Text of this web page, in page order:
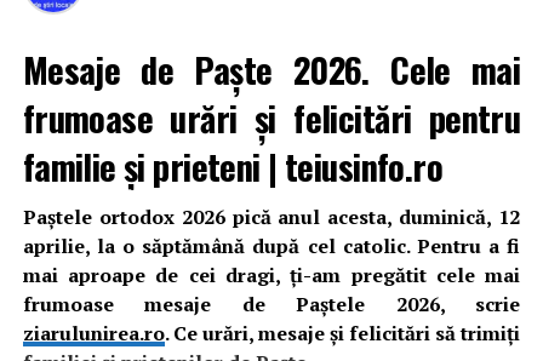
Mesaje de Paște 2026. Cele mai
frumoase urări și felicitări pentru
familie și prieteni | teiusinfo.ro
Paștele ortodox 2026 pică anul acesta, duminică, 12
aprilie, la o săptămână după cel catolic. Pentru a fi
mai aproape de cei dragi, ți-am pregătit cele mai
frumoase mesaje de Paștele 2026, scrie
ziarulunirea.ro. Ce urări, mesaje și felicitări să trimiți